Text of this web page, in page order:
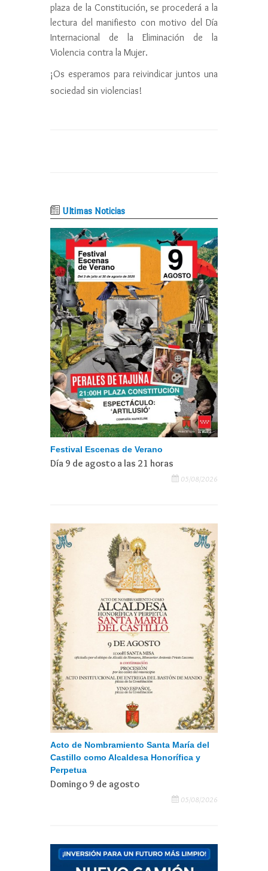
plaza de la Constitución, se procederá a la
lectura del manifiesto con motivo del Día
Internacional de la Eliminación de la
Violencia contra la Mujer.
¡Os esperamos para reivindicar juntos una
sociedad sin violencias!
Ultimas Noticias
Festival Escenas de Verano
Día 9 de agosto a las 21 horas
05/08/2026
Acto de Nombramiento Santa María del
Castillo como Alcaldesa Honorífica y
Perpetua
Domingo 9 de agosto
05/08/2026